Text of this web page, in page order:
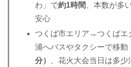
わ」で約1時間
、本数が多
安心
つくば市エリア→つくばエ
浦へバスやタクシーで移動
分）
、花火大会当日は多